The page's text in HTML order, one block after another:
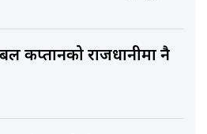
कप्तानको राजधानीमा नै